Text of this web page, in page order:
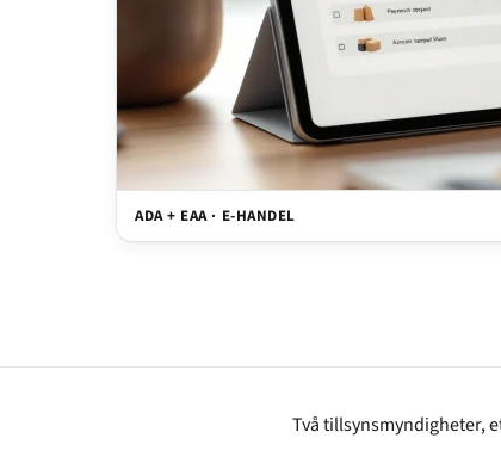
ADA + EAA · E-HANDEL
Två tillsynsmyndigheter,